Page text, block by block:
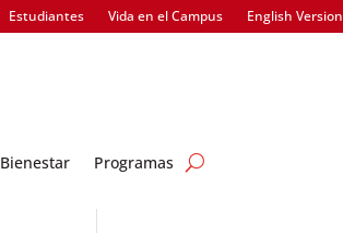
Estudiantes Vida en el Campus English Version
Bienestar Programas